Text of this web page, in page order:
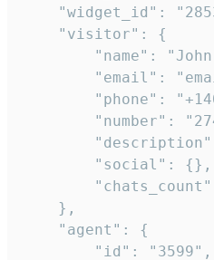
"widget_id":
    "visitor": {
"name": "John
"email":
"phone":
"number":
        "social": {},
    },
    "agent": {
        "id": "3599",